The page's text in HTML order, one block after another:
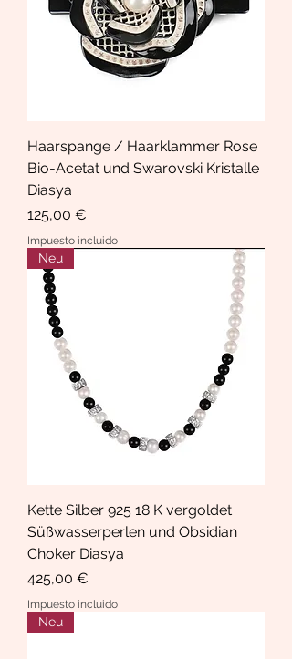
Haarspange / Haarklammer Rose
Bio-Acetat und Swarovski Kristalle
Diasya
Precio
125,00 €
Impuesto incluido
Neu
Kette Silber 925 18 K vergoldet
Süßwasserperlen und Obsidian
Choker Diasya
Precio
425,00 €
Impuesto incluido
Neu